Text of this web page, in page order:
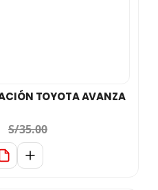
TOYOTA AVANZA
S/35.00